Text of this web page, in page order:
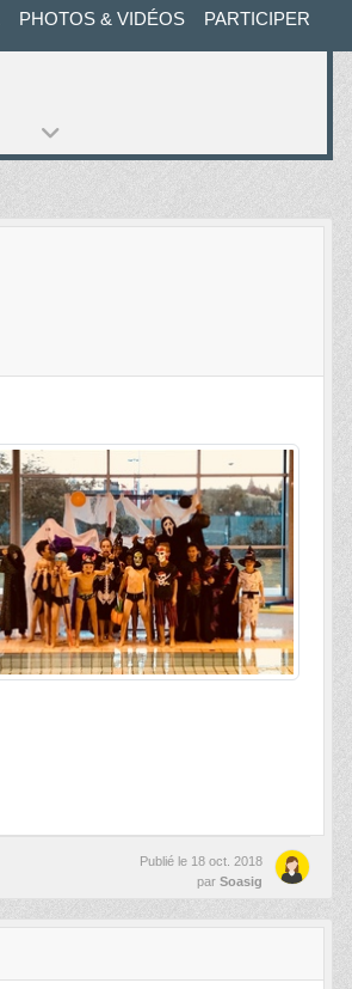
PHOTOS & VIDÉOS PARTICIPER
Publié le 18 oct. 2018
par Soasig